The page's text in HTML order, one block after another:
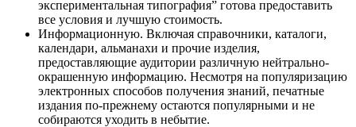
экспериментальная типография” готова предоставить
все условия и лучшую стоимость.
Информационную. Включая справочники, каталоги,
календари, альманахи и прочие изделия,
предоставляющие аудитории различную нейтрально-
окрашенную информацию. Несмотря на популяризацию
электронных способов получения знаний, печатные
издания по-прежнему остаются популярными и не
собираются уходить в небытие.